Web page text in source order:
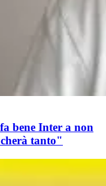
bene Inter a non
tanto"